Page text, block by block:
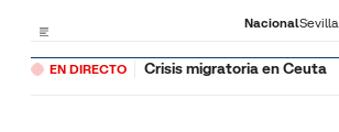
NacionalSevilla
EN DIRECTO Crisis migratoria en Ceuta